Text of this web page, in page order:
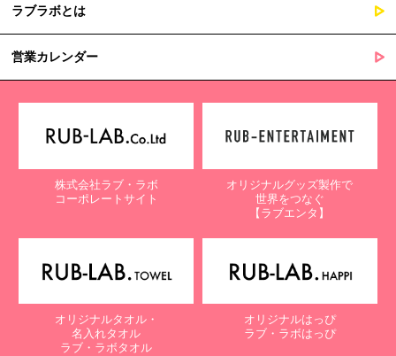
ラブラボとは
営業カレンダー
株式会社ラブ・ラボ
コーポレートサイト
オリジナルグッズ製作で
世界をつなぐ
【ラブエンタ】
オリジナルタオル・
名入れタオル
ラブ・ラボタオル
オリジナルはっぴ
ラブ・ラボはっぴ